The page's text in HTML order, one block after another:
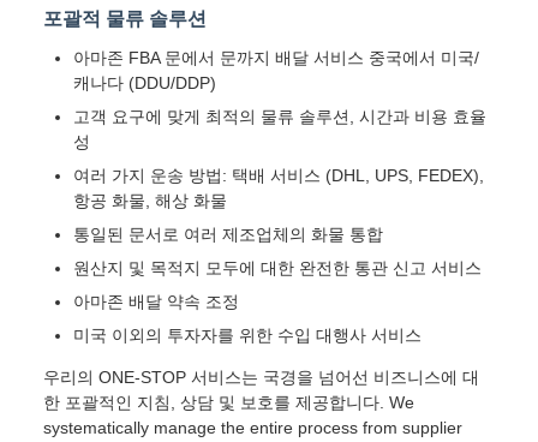
포괄적 물류 솔루션
아마존 FBA 문에서 문까지 배달 서비스 중국에서 미국/
캐나다 (DDU/DDP)
고객 요구에 맞게 최적의 물류 솔루션, 시간과 비용 효율
성
여러 가지 운송 방법: 택배 서비스 (DHL, UPS, FEDEX),
항공 화물, 해상 화물
통일된 문서로 여러 제조업체의 화물 통합
원산지 및 목적지 모두에 대한 완전한 통관 신고 서비스
아마존 배달 약속 조정
미국 이외의 투자자를 위한 수입 대행사 서비스
우리의 ONE-STOP 서비스는 국경을 넘어선 비즈니스에 대
한 포괄적인 지침, 상담 및 보호를 제공합니다. We
systematically manage the entire process from supplier